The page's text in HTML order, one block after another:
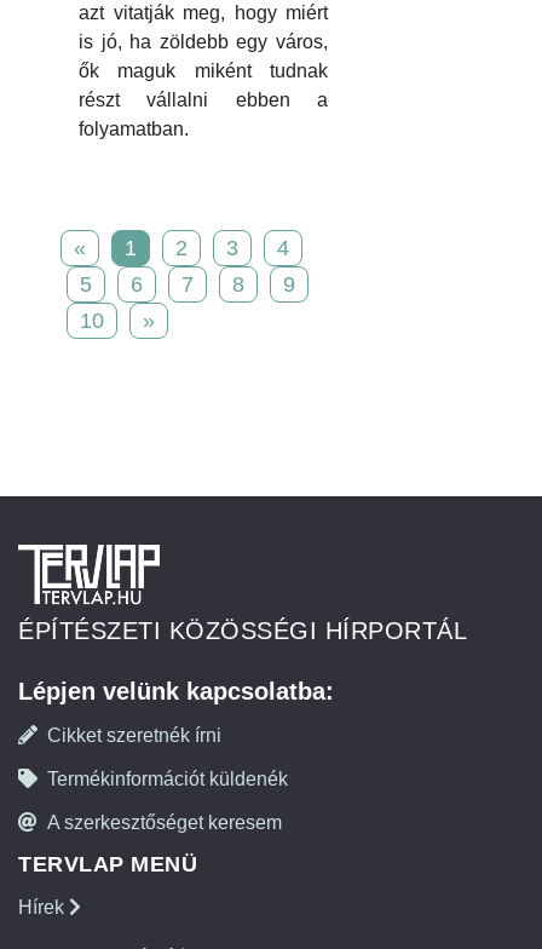
azt vitatják meg, hogy miért
is jó, ha zöldebb egy város,
ők maguk miként tudnak
részt vállalni ebben a
folyamatban.
« 1 2 3
4
5
6 7 8
9
10
»
ÉPÍTÉSZETI KÖZÖSSÉGI HÍRPORTÁL
Lépjen velünk kapcsolatba:
Cikket szeretnék írni
Termékinformációt küldenék
A szerkesztőséget keresem
TERVLAP MENÜ
Hírek